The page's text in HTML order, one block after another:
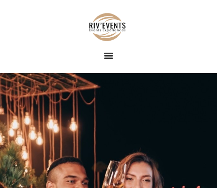
RIV EVENTS – CONCIERGERIE DE LUXE &
ÉVÉNEMENTS
conciergerie haut de gamme, expériences nautiques et privatisées
EXPÉRIENCE
CONTACT